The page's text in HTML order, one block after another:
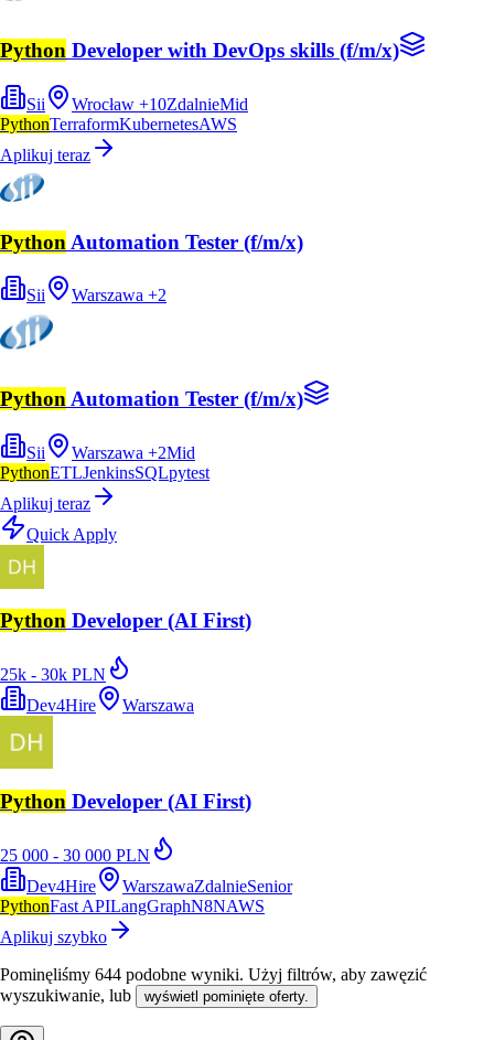
Python Developer with DevOps skills (f/m/x)
Sii Wrocław +10ZdalnieMid
PythonTerraformKubernetesAWS
Aplikuj teraz
Python Automation Tester (f/m/x)
Sii Warszawa +2
Python Automation Tester (f/m/x)
Sii Warszawa +2Mid
PythonETLJenkinsSQLpytest
Aplikuj teraz
Quick Apply
Python Developer (AI First)
25k - 30k PLN
Dev4Hire
Warszawa
Python Developer (AI First)
25 000 - 30 000 PLN
Dev4Hire
WarszawaZdalnieSenior
PythonFast APILangGraphN8NAWS
Aplikuj szybko
Pominęliśmy 644 podobne wyniki. Użyj filtrów, aby zawęzić
wyszukiwanie, lub
wyświetl pominięte oferty.